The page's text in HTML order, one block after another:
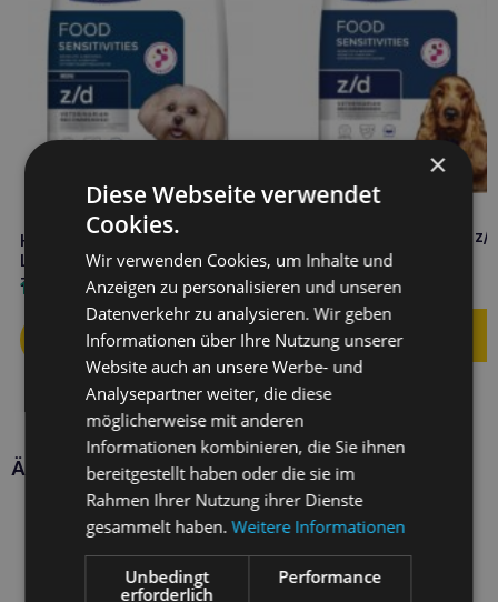
HILL’S
Lebensmittelüberempfindlichkeiten
z/d 1kg MINI
14,20
HILL’S Food Sensitivities z/d
Hund 10kg
93,20€
Ähnliche Produkte
×
Diese Webseite verwendet
Cookies.
Wir verwenden Cookies, um Inhalte und
Anzeigen zu personalisieren und unseren
Datenverkehr zu analysieren. Wir geben
Informationen über Ihre Nutzung unserer
Website auch an unsere Werbe- und
Analysepartner weiter, die diese
möglicherweise mit anderen
Informationen kombinieren, die Sie ihnen
bereitgestellt haben oder die sie im
Rahmen Ihrer Nutzung ihrer Dienste
gesammelt haben.Weitere Informationen
Unbedingt
erforderlich
Performance